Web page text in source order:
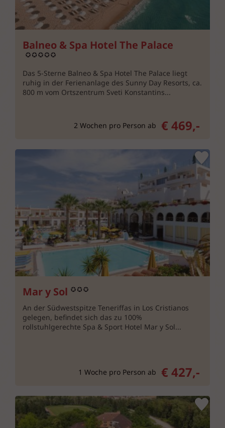
Balneo & Spa Hotel The Palace
Das 5-Sterne Balneo & Spa Hotel The Palace liegt
ruhig in der Ferienanlage des Sunny Day Resorts, ca.
800 m vom Ortszentrum Sveti Konstantins...
2 Wochen pro Person ab € 469,-
Mar y Sol
An der Südwestspitze Teneriffas in Los Cristianos
gelegen, befindet sich das zu 100%
rollstuhlgerechte Spa & Sport Hotel Mar y Sol...
1 Woche pro Person ab € 427,-